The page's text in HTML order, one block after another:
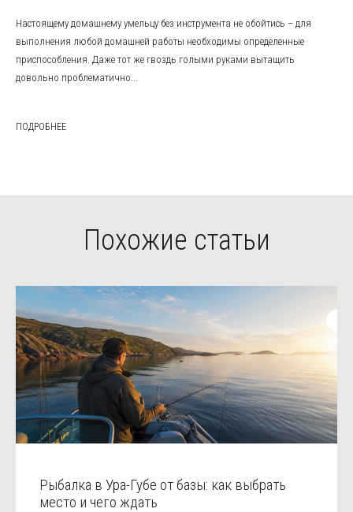
Настоящему домашнему умельцу без инструмента не обойтись – для
выполнения любой домашней работы необходимы определенные
приспособления. Даже тот же гвоздь голыми руками вытащить
довольно проблематично...
ПОДРОБНЕЕ
Похожие статьи
Рыбалка в Ура-Губе от базы: как выбрать
место и чего ждать